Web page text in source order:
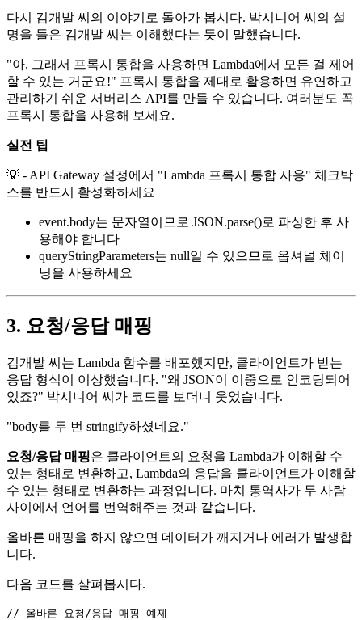
다시 김개발 씨의 이야기로 돌아가 봅시다. 박시니어 씨의 설
명을 들은 김개발 씨는 이해했다는 듯이 말했습니다.
"아, 그래서 프록시 통합을 사용하면 Lambda에서 모든 걸 제어
할 수 있는 거군요!" 프록시 통합을 제대로 활용하면 유연하고
관리하기 쉬운 서버리스 API를 만들 수 있습니다. 여러분도 꼭
프록시 통합을 사용해 보세요.
실전 팁
💡 - API Gateway 설정에서 "Lambda 프록시 통합 사용" 체크박
스를 반드시 활성화하세요
event.body는 문자열이므로 JSON.parse()로 파싱한 후 사
용해야 합니다
queryStringParameters는 null일 수 있으므로 옵셔널 체이
닝을 사용하세요
3. 요청/응답 매핑
김개발 씨는 Lambda 함수를 배포했지만, 클라이언트가 받는
응답 형식이 이상했습니다. "왜 JSON이 이중으로 인코딩되어
있죠?" 박시니어 씨가 코드를 보더니 웃었습니다.
"body를 두 번 stringify하셨네요."
요청/응답 매핑은 클라이언트의 요청을 Lambda가 이해할 수
있는 형태로 변환하고, Lambda의 응답을 클라이언트가 이해할
수 있는 형태로 변환하는 과정입니다. 마치 통역사가 두 사람
사이에서 언어를 번역해주는 것과 같습니다.
올바른 매핑을 하지 않으면 데이터가 깨지거나 에러가 발생합
니다.
다음 코드를 살펴봅시다.
// 올바른 요청/응답 매핑 예제